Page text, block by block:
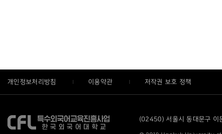
개인정보처리방침 이용약관 저작권 보호 정책
(02450) 서울시 동대문구